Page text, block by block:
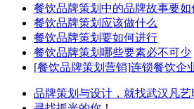
餐饮品牌策划中的品牌故事要如
餐饮品牌策划应该做什么
餐饮品牌策划要如何进行
餐饮品牌策划哪些要素必不可少
[餐饮品牌策划营销]连锁餐饮企
品牌策划与设计，就找武汉凡艺